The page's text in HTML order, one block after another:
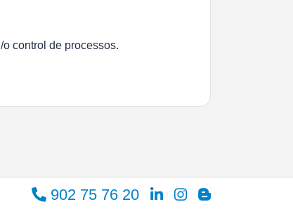
control de processos.
902 75 76 20